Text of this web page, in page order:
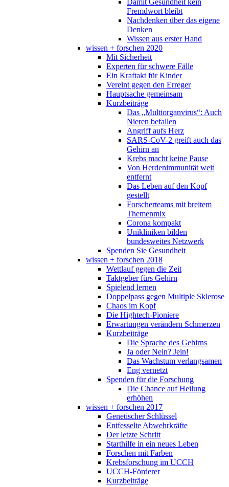
Damit Gesundheit kein
Fremdwort bleibt
Nachdenken über das eigene
Denken
Wissen aus erster Hand
wissen + forschen 2020
Mit Sicherheit
Experten für schwere Fälle
Ein Kraftakt für Kinder
Vereint gegen den Erreger
Hauptsache gemeinsam
Kurzbeiträge
Das „Multiorganvirus“: Auch
Nieren befallen
Angriff aufs Herz
SARS-CoV-2 greift auch das
Gehirn an
Krebs macht keine Pause
Von Herdenimmunität weit
entfernt
Das Leben auf den Kopf
gestellt
Forscherteams mit breitem
Themenmix
Corona kompakt
Unikliniken bilden
bundesweites Netzwerk
Spenden Sie Gesundheit
wissen + forschen 2018
Wettlauf gegen die Zeit
Taktgeber fürs Gehirn
Spielend lernen
Doppelpass gegen Multiple Sklerose
Chaos im Kopf
Die Hightech-Pioniere
Erwartungen verändern Schmerzen
Kurzbeiträge
Die Sprache des Gehirns
Ja oder Nein? Jein!
Das Wachstum verlangsamen
Eng vernetzt
Spenden für die Forschung
Die Chance auf Heilung
erhöhen
wissen + forschen 2017
Genetischer Schlüssel
Entfesselte Abwehrkräfte
Der letzte Schritt
Starthilfe in ein neues Leben
Forschen mit Farben
Krebsforschung im UCCH
UCCH-Förderer
Kurzbeiträge